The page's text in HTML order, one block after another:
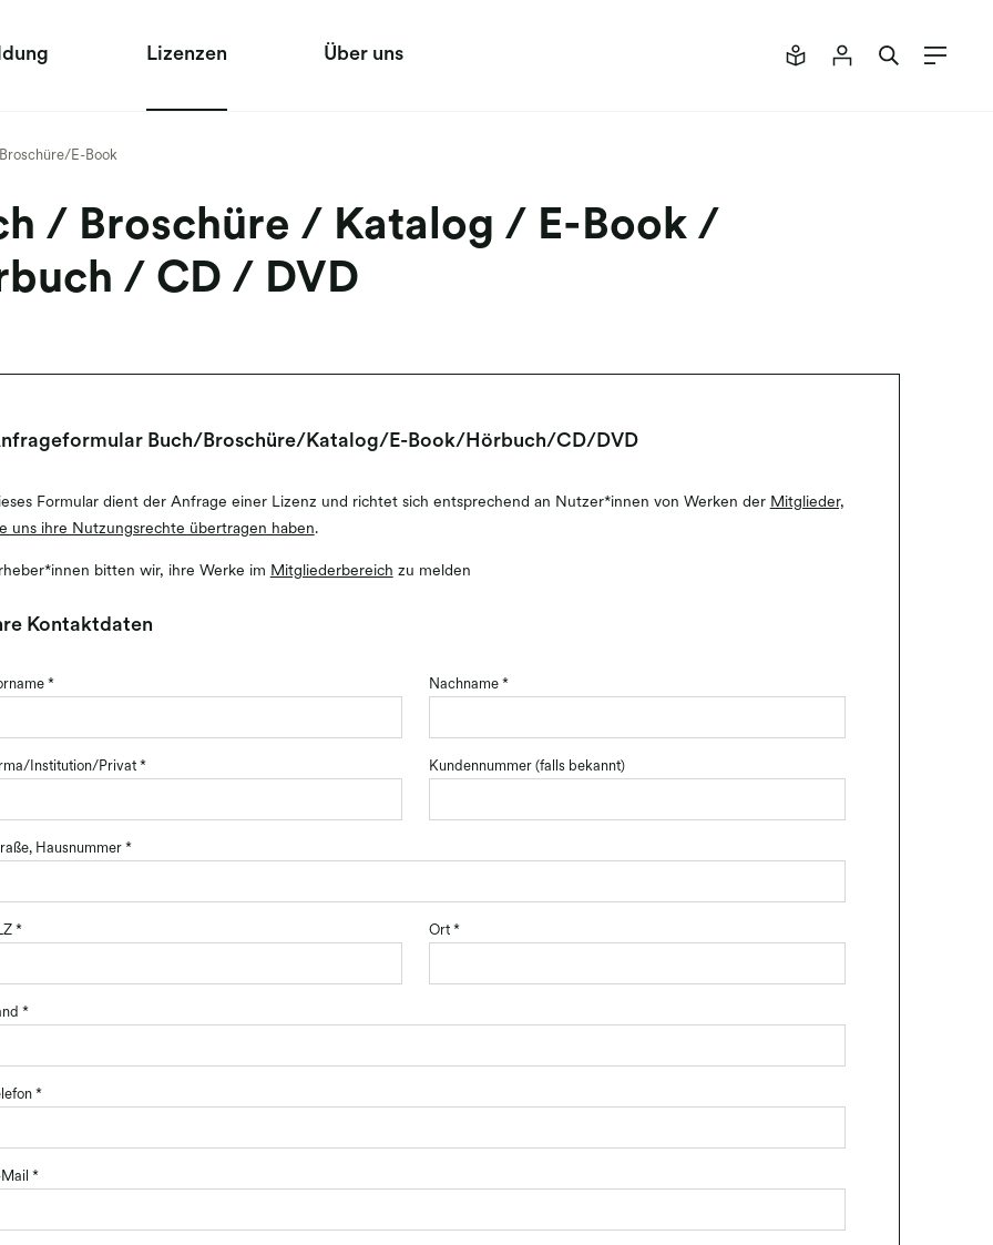
Lizenzen Über uns
E-Book
/ Broschüre / Katalog / E-Book /
/ CD / DVD
Buch/Broschüre/Katalog/E-Book/Hörbuch/CD/DVD
Formular dient der Anfrage einer Lizenz und richtet sich entsprechend an Nutzer*innen von Werken der Mitglieder,
uns ihre Nutzungsrechte übertragen haben.
bitten wir, ihre Werke im Mitgliederbereich zu melden
Kontaktdaten
* Nachname *
Institution/Privat * Kundennummer (falls bekannt)
Hausnummer *
* Ort *
*
*
*